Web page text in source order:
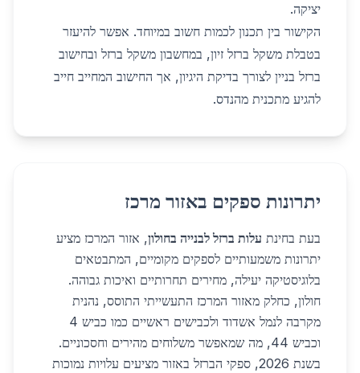
יציקה.
הקישור בין תכנון לכמות חשוב במיוחד. אפשר להיעזר
בטבלת משקל ברזל זיון, במחשבון משקל ברזל ובחישוב
ברזל בניין לצורך בדיקת היגיון, אך החישוב המחייב חייב
להגיע מתכנית מהנדס.
יתרונות ספקים באזור מרכז
בעת בחינת עלות ברזל לבנייה בחולון, אזור המרכז מציע
יתרונות משמעותיים לספקים מקומיים, המתבטאים
בלוגיסטיקה יעילה, מחירים תחרותיים ואיכות גבוהה.
חולון, כחלק מאזור המרכז התעשייתי התוסס, נהנית
מקרבה לנמל אשדוד ולכבישים ראשיים כמו כביש 4
וכביש 44, מה שמאפשר משלוחים מהירים וחסכוניים.
בשנת 2026, ספקי הברזל באזור מציעים עלויות נמוכות